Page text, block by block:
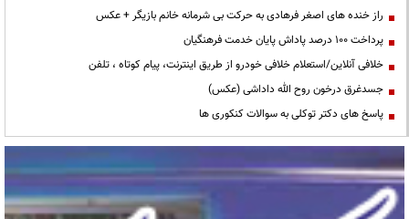
راز خنده های اصغر فرهادی به حرکت بی شرمانه خانم بازیگر + عکس
پرداخت ۱۰۰ درصد پاداش پایان خدمت فرهنگیان
خلافی آنلاین/استعلام خلافی خودرو از طریق اینترنت، پیام کوتاه ، تلفن
جسدغرق درخون روح الله داداشی (عکس)
پاسخ های دکتر توکلی به سوالات کنکوری ها